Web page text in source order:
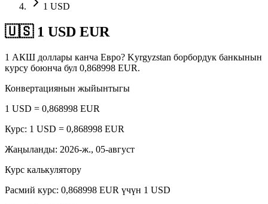
1 USD
🇺🇸 1 USD EUR
1 АКШ доллары канча Евро? Kyrgyzstan борбордук банкынын
курсу боюнча бул 0,868998 EUR.
Конвертациянын жыйынтыгы
1 USD = 0,868998 EUR
Курс: 1 USD = 0,868998 EUR
Жаңыланды: 2026-ж., 05-август
Курс калькулятору
Расмий курс: 0,868998 EUR үчүн 1 USD